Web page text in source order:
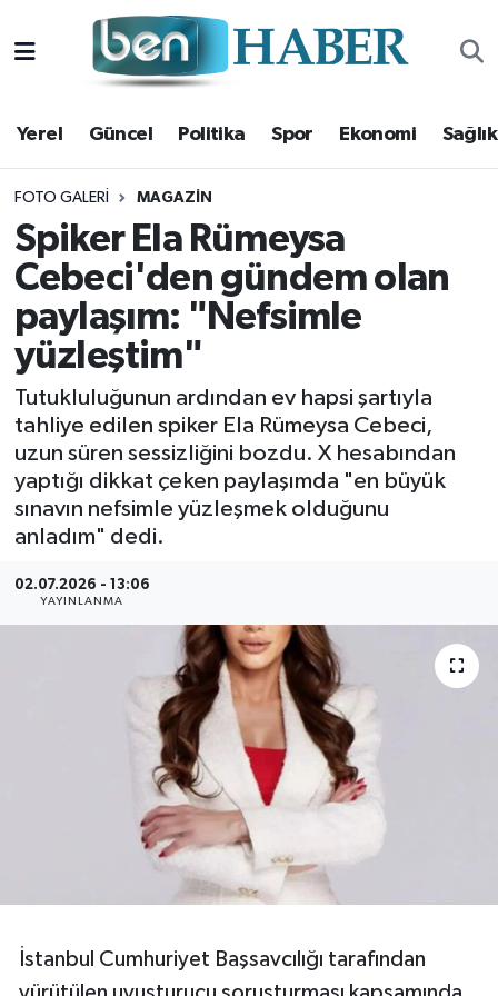
Yerel Güncel Politika Spor Ekonomi Sağlık
FOTO GALERI MAGAZIN
Spiker Ela Rümeysa
Cebeci'den gündem olan
paylaşım: "Nefsimle
yüzleştim"
Tutukluluğunun ardından ev hapsi şartıyla
tahliye edilen spiker Ela Rümeysa Cebeci,
uzun süren sessizliğini bozdu. X hesabından
yaptığı dikkat çeken paylaşımda "en büyük
sınavın nefsimle yüzleşmek olduğunu
anladım" dedi.
02.07.2026 - 13:06
YAYINLANMA
İstanbul Cumhuriyet Başsavcılığı tarafından
Yerel
Güncel
Politika
Spor
Ekonomi
Sağlık
Magazin
Kültür Sanat
Resmi Reklam
Röportajlar
Hava Durumu
Trafik Durumu
Süper Lig Puan Durumu ve Fikstür
Tüm Manşetler
Son Dakika Haberleri
Haber Arşivi